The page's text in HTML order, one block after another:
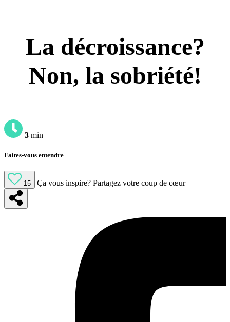
La décroissance?
Non, la sobriété!
3 min
Faites-vous entendre
15 Ça vous inspire? Partagez votre coup de cœur